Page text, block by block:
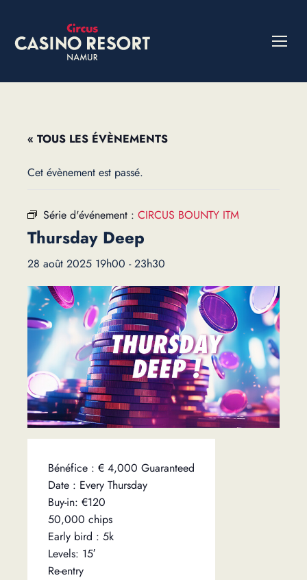
« TOUS LES ÉVÈNEMENTS
Cet évènement est passé.
Série d'événement : CIRCUS BOUNTY ITM
Thursday Deep
28 août 2025 19h00 -23h30
Bénéfice : € 4,000 Guaranteed
Date : Every Thursday
Buy-in: €120
50,000 chips
Early bird : 5k
Levels: 15′
Re-entry